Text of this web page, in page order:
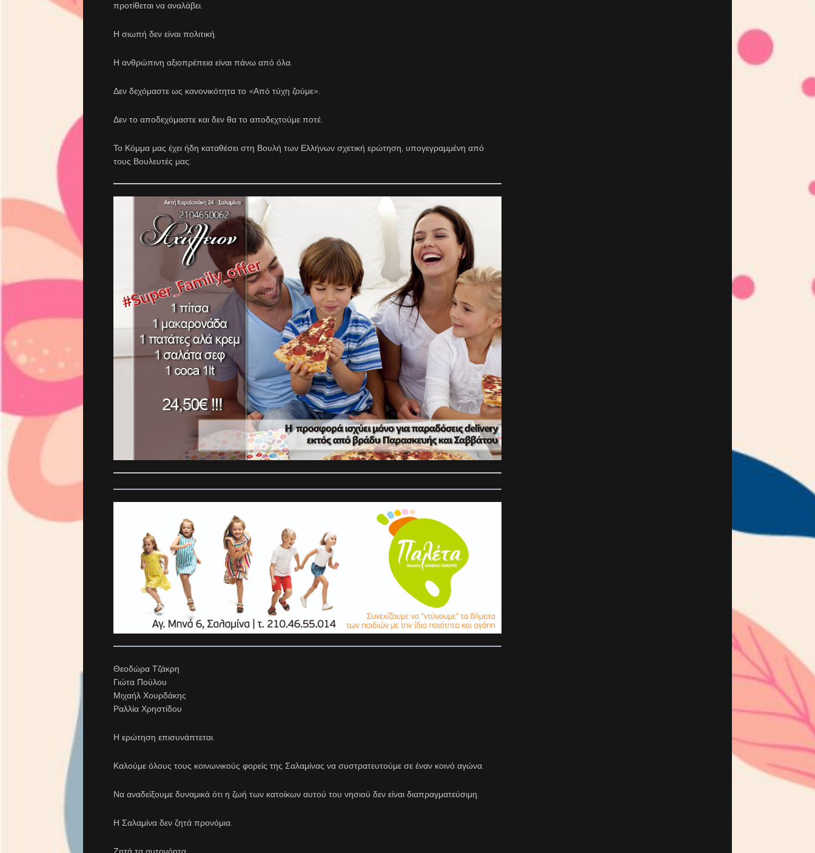
προτίθεται να αναλάβει.
Η σιωπή δεν είναι πολιτική.
Η ανθρώπινη αξιοπρέπεια είναι πάνω από όλα.
Δεν δεχόμαστε ως κανονικότητα το «Από τύχη ζούμε».
Δεν το αποδεχόμαστε και δεν θα το αποδεχτούμε ποτέ.
Το Κόμμα μας έχει ήδη καταθέσει στη Βουλή των Ελλήνων σχετική ερώτηση, υπογεγραμμένη από
τους Βουλευτές μας:
Θεοδώρα Τζάκρη
Γιώτα Πούλου
Μιχαήλ Χουρδάκης
Ραλλία Χρηστίδου
Η ερώτηση επισυνάπτεται.
Καλούμε όλους τους κοινωνικούς φορείς της Σαλαμίνας να συστρατευτούμε σε έναν κοινό αγώνα.
Να αναδείξουμε δυναμικά ότι η ζωή των κατοίκων αυτού του νησιού δεν είναι διαπραγματεύσιμη.
Η Σαλαμίνα δεν ζητά προνόμια.